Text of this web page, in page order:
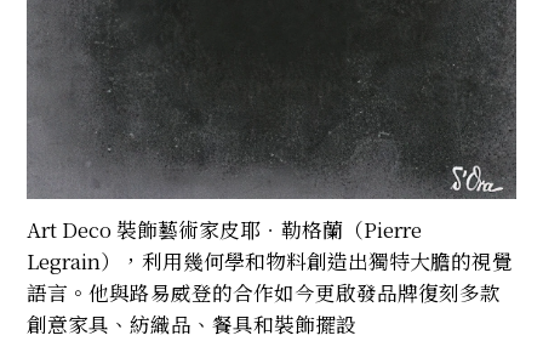
Art Deco 裝飾藝術家皮耶．勒格蘭（Pierre
Legrain），利用幾何學和物料創造出獨特大膽的視覺
語言。他與路易威登的合作如今更啟發品牌復刻多款
創意家具、紡織品、餐具和裝飾擺設